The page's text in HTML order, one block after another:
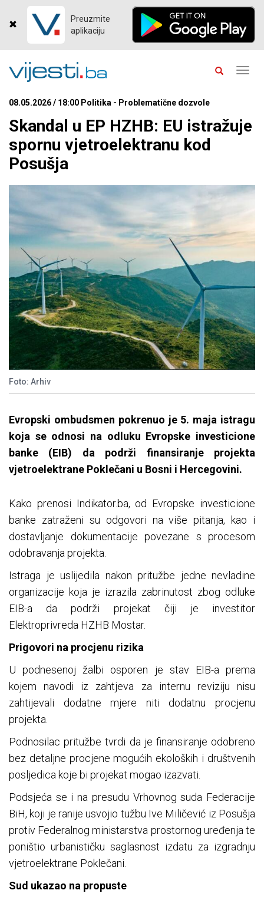
Preuzmite
aplikaciju
08.05.2026 / 18:00 Politika - Problematične dozvole
Skandal u EP HZHB: EU istražuje
spornu vjetroelektranu kod
Posušja
Foto: Arhiv
Evropski ombudsmen pokrenuo je 5. maja istragu
koja se odnosi na odluku Evropske investicione
banke (EIB) da podrži finansiranje projekta
vjetroelektrane Poklečani u Bosni i Hercegovini.
Kako prenosi Indikator.ba, od Evropske investicione
banke zatraženi su odgovori na više pitanja, kao i
dostavljanje dokumentacije povezane s procesom
odobravanja projekta.
Istraga je uslijedila nakon pritužbe jedne nevladine
organizacije koja je izrazila zabrinutost zbog odluke
EIB-a da podrži projekat čiji je investitor
Elektroprivreda HZHB Mostar.
Prigovori na procjenu rizika
U podnesenoj žalbi osporen je stav EIB-a prema
kojem navodi iz zahtjeva za internu reviziju nisu
zahtijevali dodatne mjere niti dodatnu procjenu
projekta.
Podnosilac pritužbe tvrdi da je finansiranje odobreno
bez detaljne procjene mogućih ekoloških i društvenih
posljedica koje bi projekat mogao izazvati.
Podsjeća se i na presudu Vrhovnog suda Federacije
BiH, koji je ranije usvojio tužbu Ive Miličević iz Posušja
protiv Federalnog ministarstva prostornog uređenja te
poništio urbanističku saglasnost izdatu za izgradnju
vjetroelektrane Poklečani.
Sud ukazao na propuste